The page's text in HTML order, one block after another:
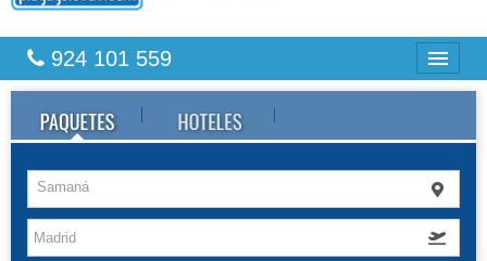
924 101 559
Bahia Principe
Caribe
Playas África
Samaná